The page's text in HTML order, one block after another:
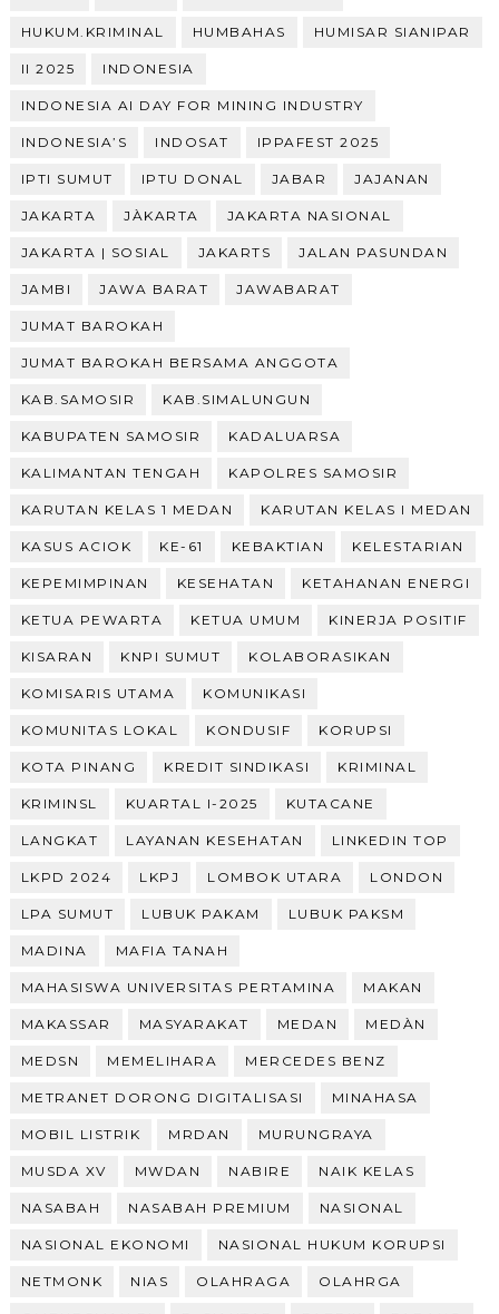
HUKUM.KRIMINAL HUMBAHAS HUMISAR SIANIPAR
II 2025 INDONESIA
INDONESIA AI DAY FOR MINING INDUSTRY
INDONESIA’S INDOSAT IPPAFEST 2025
IPTI SUMUT IPTU DONAL JABAR JAJANAN
JAKARTA JÀKARTA JAKARTA NASIONAL
JAKARTA | SOSIAL JAKARTS JALAN PASUNDAN
JAMBI JAWA BARAT JAWABARAT
JUMAT BAROKAH
JUMAT BAROKAH BERSAMA ANGGOTA
KAB.SAMOSIR KAB.SIMALUNGUN
KABUPATEN SAMOSIR KADALUARSA
KALIMANTAN TENGAH KAPOLRES SAMOSIR
KARUTAN KELAS 1 MEDAN KARUTAN KELAS I MEDAN
KASUS ACIOK KE-61 KEBAKTIAN KELESTARIAN
KEPEMIMPINAN KESEHATAN KETAHANAN ENERGI
KETUA PEWARTA KETUA UMUM KINERJA POSITIF
KISARAN KNPI SUMUT KOLABORASIKAN
KOMISARIS UTAMA KOMUNIKASI
KOMUNITAS LOKAL KONDUSIF KORUPSI
KOTA PINANG KREDIT SINDIKASI KRIMINAL
KRIMINSL KUARTAL I-2025 KUTACANE
LANGKAT LAYANAN KESEHATAN LINKEDIN TOP
LKPD 2024 LKPJ LOMBOK UTARA LONDON
LPA SUMUT LUBUK PAKAM LUBUK PAKSM
MADINA MAFIA TANAH
MAHASISWA UNIVERSITAS PERTAMINA MAKAN
MAKASSAR MASYARAKAT MEDAN MEDÀN
MEDSN MEMELIHARA MERCEDES BENZ
METRANET DORONG DIGITALISASI MINAHASA
MOBIL LISTRIK MRDAN MURUNGRAYA
MUSDA XV MWDAN NABIRE NAIK KELAS
NASABAH NASABAH PREMIUM NASIONAL
NASIONAL EKONOMI NASIONAL HUKUM KORUPSI
NETMONK NIAS OLAHRAGA OLAHRGA